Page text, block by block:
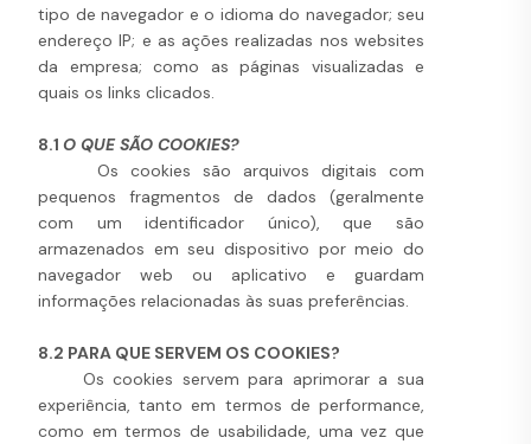
tipo de navegador e o idioma do navegador; seu
endereço IP; e as ações realizadas nos websites
da empresa; como as páginas visualizadas e
quais os links clicados.
8.1 O QUE SÃO COOKIES?
Os cookies são arquivos digitais com
pequenos fragmentos de dados (geralmente
com um identificador único), que são
armazenados em seu dispositivo por meio do
navegador web ou aplicativo e guardam
informações relacionadas às suas preferências.
8.2 PARA QUE SERVEM OS COOKIES?
Os cookies servem para aprimorar a sua
experiência, tanto em termos de performance,
como em termos de usabilidade, uma vez que